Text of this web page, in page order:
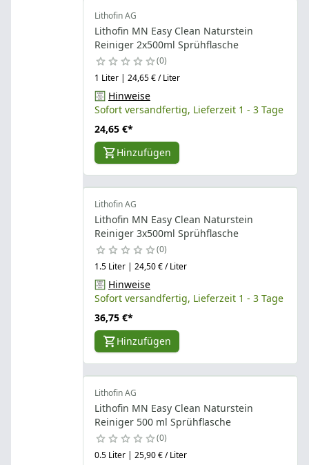
Lithofin AG
Lithofin MN Easy Clean Naturstein
Reiniger 2x500ml Sprühflasche
0
1 Liter | 24,65 € / Liter
Hinweise
Sofort versandfertig, Lieferzeit 1 - 3 Tage
24,65 €*
Hinzufügen
Lithofin AG
Lithofin MN Easy Clean Naturstein
Reiniger 3x500ml Sprühflasche
0
1.5 Liter | 24,50 € / Liter
Hinweise
Sofort versandfertig, Lieferzeit 1 - 3 Tage
36,75 €*
Hinzufügen
Lithofin AG
Lithofin MN Easy Clean Naturstein
Reiniger 500 ml Sprühflasche
0
0.5 Liter | 25,90 € / Liter